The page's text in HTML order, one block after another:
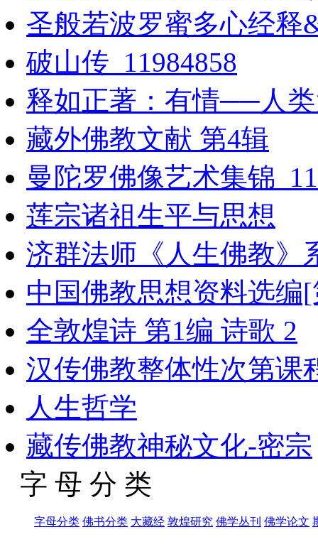
圣般若波罗蜜多心经释
破山传_11984858
释如正著：有情──人
藏外佛教文献 第4辑
曼陀罗佛像艺术集锦
莲宗诸祖生平与思想
济群法师《人生佛教》
中国佛教思想资料选编
全敦煌诗 第1编 诗歌 2
汉传佛教整体性次第课
人生哲学
藏传佛教神秘文化-密宗
字 母 分 类
字母分类 佛书分类 大藏经 敦煌研究 佛学丛刊 佛学论文